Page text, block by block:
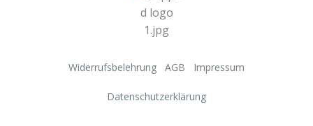
Widerrufsbelehrung AGB Impressum
Datenschutzerklärung